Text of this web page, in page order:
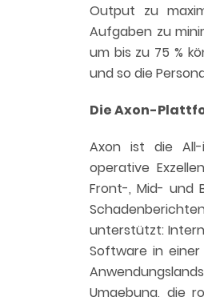
Output zu
Aufgaben zu
um bis zu 75 %
und so die
Die Axon-
Axon ist die All-
operative
Front-, Mid- und
unterstützt:
Software in
Umgebung, die